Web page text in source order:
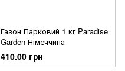
Газон Парковий 1 кг Paradise
Garden Німеччина
410.00 грн